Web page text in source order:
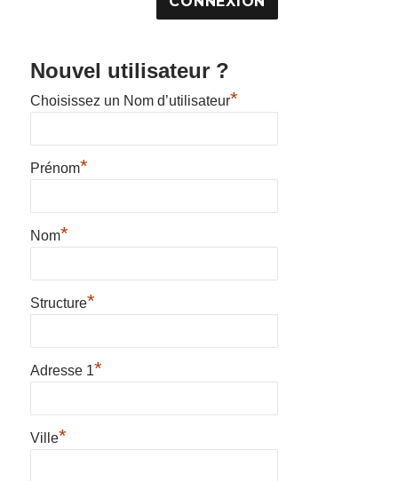
Nouvel utilisateur ?
Choisissez un Nom d’utilisateur*
Prénom*
Nom*
Structure*
Adresse 1*
Ville*